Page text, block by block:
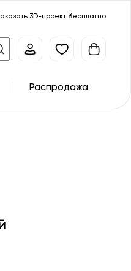
3D-проект бесплатно
Распродажа